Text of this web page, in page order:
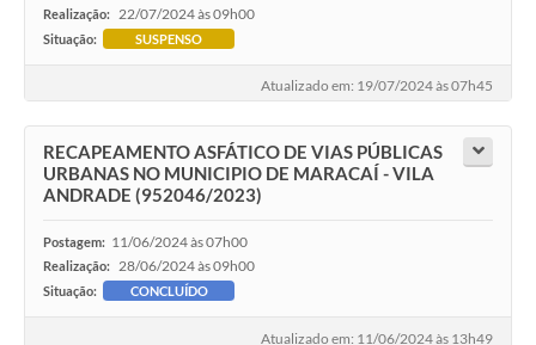
Realização: 22/07/2024 às 09h00
Situação: SUSPENSO
Atualizado em: 19/07/2024 às 07h45
RECAPEAMENTO ASFÁTICO DE VIAS PÚBLICAS
URBANAS NO MUNICIPIO DE MARACAÍ - VILA
ANDRADE (952046/2023)
Postagem: 11/06/2024 às 07h00
Realização: 28/06/2024 às 09h00
Situação: CONCLUÍDO
Atualizado em: 11/06/2024 às 13h49